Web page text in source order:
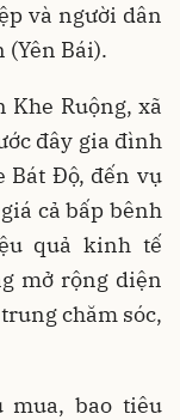
và người dân
(Yên Bái).
Khe Ruộng, xã
đây gia đình
Bát Độ, đến vụ
cả bấp bênh
quả kinh tế
mở rộng diện
chăm sóc,
mua, bao tiêu